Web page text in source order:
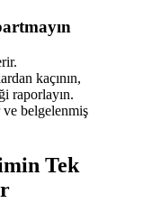
kaçının,
raporlayın.
belgelenmiş
Tek